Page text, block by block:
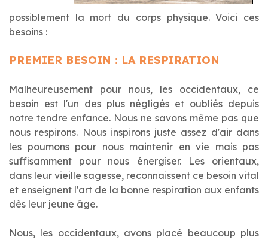
possiblement la mort du corps physique. Voici ces
besoins :
PREMIER BESOIN : LA RESPIRATION
Malheureusement pour nous, les occidentaux, ce
besoin est l'un des plus négligés et oubliés depuis
notre tendre enfance. Nous ne savons même pas que
nous respirons. Nous inspirons juste assez d'air dans
les poumons pour nous maintenir en vie mais pas
suffisamment pour nous énergiser. Les orientaux,
dans leur vieille sagesse, reconnaissent ce besoin vital
et enseignent l'art de la bonne respiration aux enfants
dès leur jeune âge.
Nous, les occidentaux, avons placé beaucoup plus